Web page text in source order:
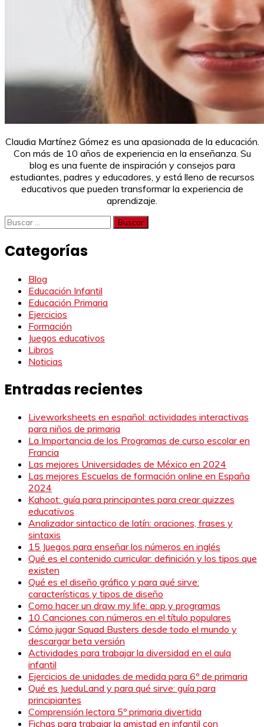
Claudia Martínez Gómez es una apasionada de la educación.
Con más de 10 años de experiencia en la enseñanza. Su
blog es una fuente de inspiración y consejos para
estudiantes, padres y educadores, y está lleno de recursos
educativos que pueden transformar la experiencia de
aprendizaje.
Buscar:
Categorías
Blog
Educación Infantil
Educación Primaria
Ejercicios
Formación
Juegos educativos
Libros
Noticias
Entradas recientes
Liveworksheets en español: actividades interactivas
para niños de primaria
La Importancia de los Programas de curso escolar en
Francia
Las mejores Universidades de México en 2024
Las mejores Escuelas de formación online en España
2024
Kahoot: guía para principantes para crear quizzes
educativos
Analizador sintactico de latín: oraciones, frases y
sintaxis
15 Juegos para enseñar los números en inglés
Qué es el contenido curricular: definición y los tipos que
existen
Qué es el diseño gráfico y para qué sirve:
características y tipos de diseño
Como hacer un draw my life: app y programas
10 Canciones con números en el título populares
Cómo jugar Squad Busters desde todo el mundo y
descargar beta versión
Actividades para trabajar la diversidad en el aula
infantil
Ejercicios de unidades de medida para 6º de primaria
Qué es JueduLand y para qué sirve: guía para
principiantes
Comprensión lectora 5º primaria divertida
Fichas para trabajar la amistad en infantil con